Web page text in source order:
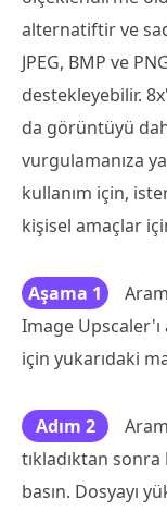
alternatiftir ve
JPEG, BMP ve
destekleyebilir.
da görüntüyü
vurgulamanıza
kullanım için,
kişisel amaçlar
Aşama 1
Image
için yukarıdaki
Adım 2
tıkladıktan sonra
basın. Dosyayı